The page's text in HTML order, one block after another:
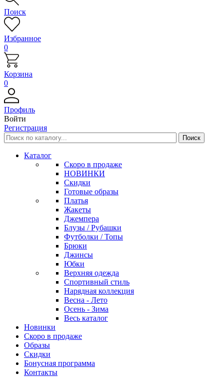
Поиск
Избранное
0
Корзина
0
Профиль
Войти
Регистрация
Каталог
Скоро в продаже
НОВИНКИ
Скидки
Готовые образы
Платья
Жакеты
Джемпера
Блузы / Рубашки
Футболки / Топы
Брюки
Джинсы
Юбки
Верхняя одежда
Спортивный стиль
Нарядная коллекция
Весна - Лето
Осень - Зима
Весь каталог
Новинки
Скоро в продаже
Образы
Скидки
Бонусная программа
Контакты